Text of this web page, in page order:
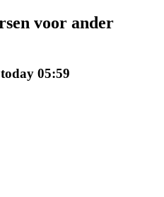
trading commissies
voor ander
05:59